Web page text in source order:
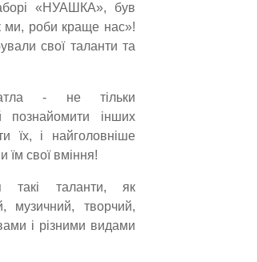
«НУАШКА», був
ми, роби краще нас»!
свої таланти та
- не тільки
познайомити інших
їх, і найголовніше
їм свої вміння!
такі таланти, як
музичний, творчий,
і різними видами